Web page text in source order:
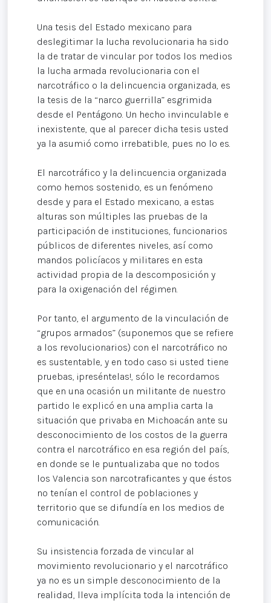
Una tesis del Estado mexicano para
deslegitimar la lucha revolucionaria ha sido
la de tratar de vincular por todos los medios
la lucha armada revolucionaria con el
narcotráfico o la delincuencia organizada, es
la tesis de la “narco guerrilla” esgrimida
desde el Pentágono. Un hecho invinculable e
inexistente, que al parecer dicha tesis usted
ya la asumió como irrebatible, pues no lo es.
El narcotráfico y la delincuencia organizada
como hemos sostenido, es un fenómeno
desde y para el Estado mexicano, a estas
alturas son múltiples las pruebas de la
participación de instituciones, funcionarios
públicos de diferentes niveles, así como
mandos policíacos y militares en esta
actividad propia de la descomposición y
para la oxigenación del régimen.
Por tanto, el argumento de la vinculación de
“grupos armados” (suponemos que se refiere
a los revolucionarios) con el narcotráfico no
es sustentable, y en todo caso si usted tiene
pruebas, ¡preséntelas!, sólo le recordamos
que en una ocasión un militante de nuestro
partido le explicó en una amplia carta la
situación que privaba en Michoacán ante su
desconocimiento de los costos de la guerra
contra el narcotráfico en esa región del país,
en donde se le puntualizaba que no todos
los Valencia son narcotraficantes y que éstos
no tenían el control de poblaciones y
territorio que se difundía en los medios de
comunicación.
Su insistencia forzada de vincular al
movimiento revolucionario y el narcotráfico
ya no es un simple desconocimiento de la
realidad, lleva implícita toda la intención de